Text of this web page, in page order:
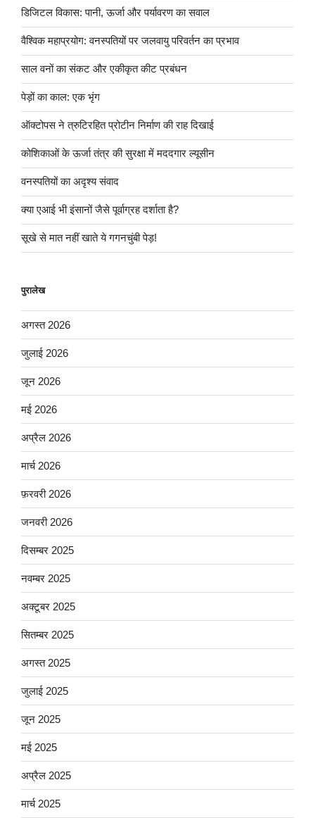
डिजिटल विकास: पानी, ऊर्जा और पर्यावरण का सवाल
वैश्विक महाप्रयोग: वनस्पतियों पर जलवायु परिवर्तन का प्रभाव
साल वनों का संकट और एकीकृत कीट प्रबंधन
पेड़ों का काल: एक भृंग
ऑक्टोपस ने त्रुटिरहित प्रोटीन निर्माण की राह दिखाई
कोशिकाओं के ऊर्जा तंत्र की सुरक्षा में मददगार ल्यूसीन
वनस्पतियों का अदृश्य संवाद
क्या एआई भी इंसानों जैसे पूर्वाग्रह दर्शाता है?
सूखे से मात नहीं खाते ये गगनचुंबी पेड़!
पुरालेख
अगस्त 2026
जुलाई 2026
जून 2026
मई 2026
अप्रैल 2026
मार्च 2026
फ़रवरी 2026
जनवरी 2026
दिसम्बर 2025
नवम्बर 2025
अक्टूबर 2025
सितम्बर 2025
अगस्त 2025
जुलाई 2025
जून 2025
मई 2025
अप्रैल 2025
मार्च 2025